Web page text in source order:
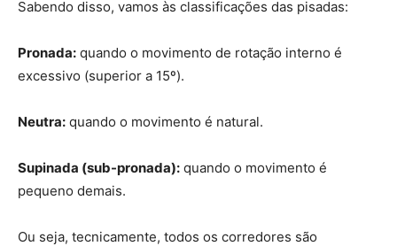
Sabendo disso, vamos às classificações das pisadas:
Pronada: quando o movimento de rotação interno é
excessivo (superior a 15º).
Neutra: quando o movimento é natural.
Supinada (sub-pronada): quando o movimento é
pequeno demais.
Ou seja, tecnicamente, todos os corredores são